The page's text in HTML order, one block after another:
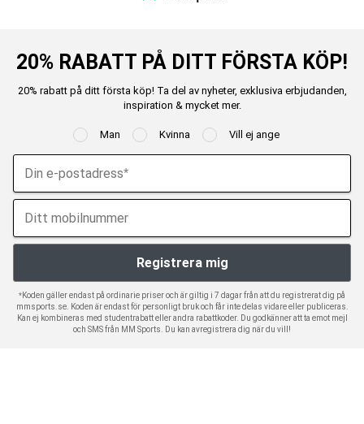
20% RABATT PÅ DITT FÖRSTA KÖP!
20% rabatt på ditt första köp! Ta del av nyheter, exklusiva erbjudanden,
inspiration & mycket mer.
Man Kvinna Vill ej ange
*Koden gäller endast på ordinarie priser och är giltig i 7 dagar från att du registrerat dig på
mmsports.se. Koden är endast för personligt bruk och får inte delas vidare eller publiceras.
Kan ej kombineras med studentrabatt eller andra rabattkoder. Du godkänner att ta emot mejl
och SMS från MM Sports. Du kan avregistrera dig när du vill!